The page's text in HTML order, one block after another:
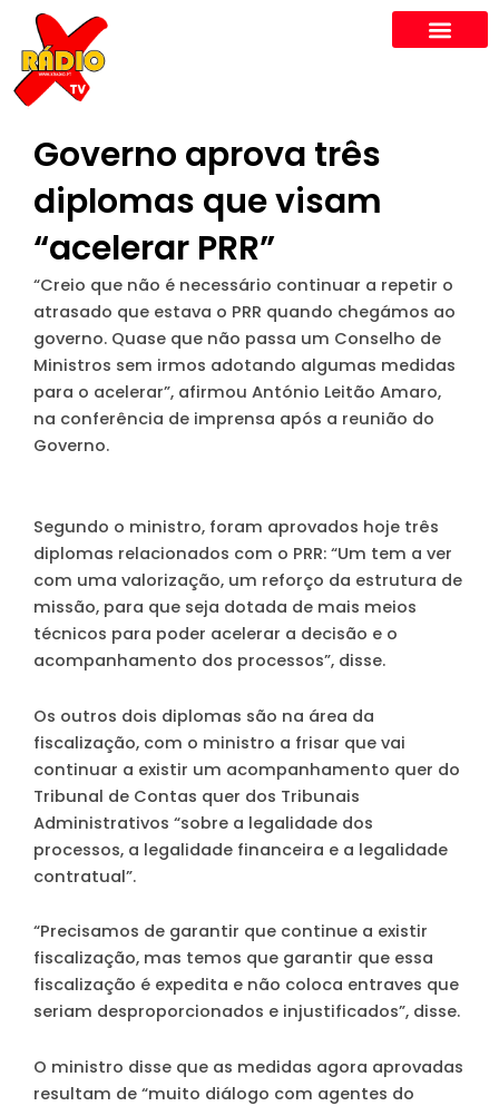
content
Governo aprova três
diplomas que visam
“acelerar PRR”
“Creio que não é necessário continuar a repetir o
atrasado que estava o PRR quando chegámos ao
governo. Quase que não passa um Conselho de
Ministros sem irmos adotando algumas medidas
para o acelerar”, afirmou António Leitão Amaro,
na conferência de imprensa após a reunião do
Governo.
Segundo o ministro, foram aprovados hoje três
diplomas relacionados com o PRR: “Um tem a ver
com uma valorização, um reforço da estrutura de
missão, para que seja dotada de mais meios
técnicos para poder acelerar a decisão e o
acompanhamento dos processos”, disse.
Os outros dois diplomas são na área da
fiscalização, com o ministro a frisar que vai
continuar a existir um acompanhamento quer do
Tribunal de Contas quer dos Tribunais
Administrativos “sobre a legalidade dos
processos, a legalidade financeira e a legalidade
contratual”.
“Precisamos de garantir que continue a existir
fiscalização, mas temos que garantir que essa
fiscalização é expedita e não coloca entraves que
seriam desproporcionados e injustificados”, disse.
O ministro disse que as medidas agora aprovadas
resultam de “muito diálogo com agentes do